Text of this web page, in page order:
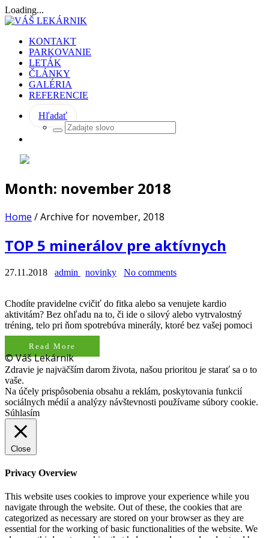
Loading...
KONTAKT
PARKOVANIE
LETÁK
ČLÁNKY
GALÉRIA
REFERENCIE
Hľadať
Month: november 2018
Home /Archive for november, 2018
TOP 5 minerálov pre aktívnych
27.11.2018 admin novinky No comments
Chodíte pravidelne cvičiť do fitka alebo sa venujete kardio
aktivitám? Bez ohľadu na to, či ide o silový alebo vytrvalostný
tréning, telo pri ňom spotrebúva minerály, ktoré bez vašej pomoci
Read More
© Váš Lekárnik
Zdravie je najväčším darom života, našou prioritou je starať sa o to
vaše.
Na účely prispôsobenia obsahu a reklám, poskytovania funkcií
sociálnych médií a analýzy návštevnosti používame súbory cookie.
Súhlasím
Close
Privacy Overview
This website uses cookies to improve your experience while you
navigate through the website. Out of these, the cookies that are
categorized as necessary are stored on your browser as they are
essential for the working of basic functionalities of the website. We